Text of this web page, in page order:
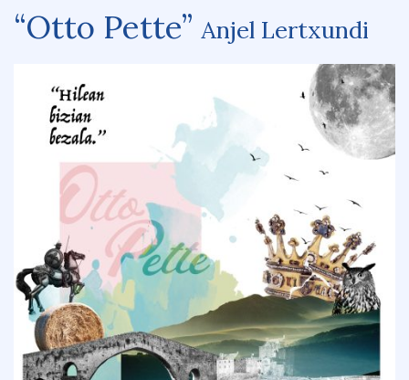
“Otto Pette” Anjel Lertxundi